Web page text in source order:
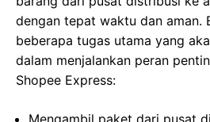
dengan tepat waktu dan aman.
beberapa tugas utama yang
dalam menjalankan peran
Shopee Express: